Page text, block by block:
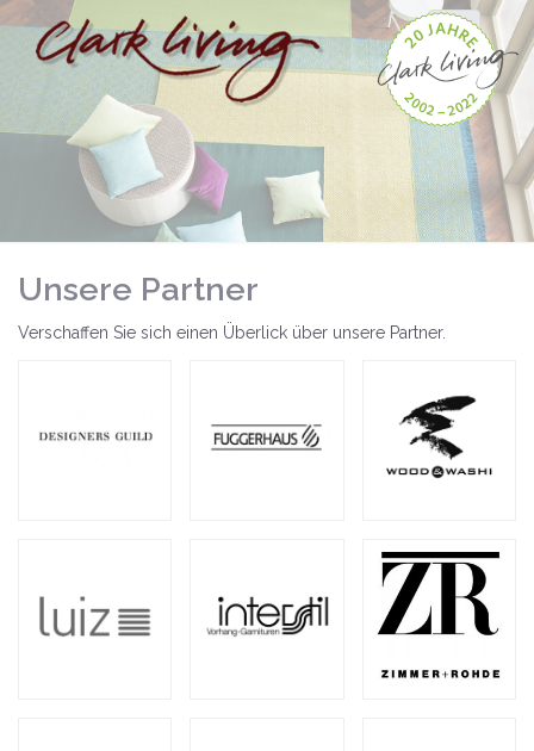
Navigation
ein-/
Unsere Partner
Verschaffen Sie sich einen Überlick über unsere Partner.